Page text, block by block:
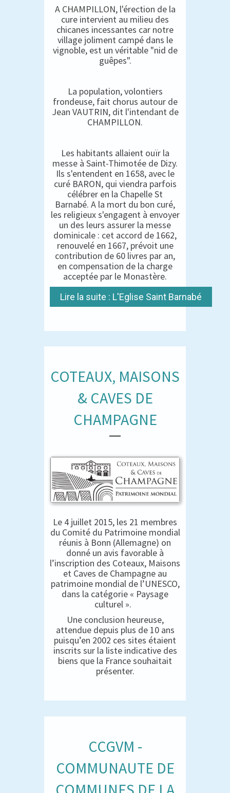
A CHAMPILLON, l'érection de la
cure intervient au milieu des
chicanes incessantes car notre
village joliment campé dans le
vignoble, est un véritable "nid de
guêpes".
La population, volontiers
frondeuse, fait chorus autour de
Jean VAUTRIN, dit l'intendant de
CHAMPILLON.
Les habitants allaient ouïr la
messe à Saint-Thimotée de Dizy.
Ils s'entendent en 1658, avec le
curé BARON, qui viendra parfois
célébrer en la Chapelle St
Barnabé. A la mort du bon curé,
les religieux s'engagent à envoyer
un des leurs assurer la messe
dominicale : cet accord de 1662,
renouvelé en 1667, prévoit une
contribution de 60 livres par an,
en compensation de la charge
acceptée par le Monastère.
Lire la suite : L'Eglise Saint Barnabé
COTEAUX, MAISONS
& CAVES DE
CHAMPAGNE
Le 4 juillet 2015, les 21 membres
du Comité du Patrimoine mondial
réunis à Bonn (Allemagne) on
donné un avis favorable à
l’inscription des Coteaux, Maisons
et Caves de Champagne au
patrimoine mondial de l’UNESCO,
dans la catégorie « Paysage
culturel ».
Une conclusion heureuse,
attendue depuis plus de 10 ans
puisqu’en 2002 ces sites étaient
inscrits sur la liste indicative des
biens que la France souhaitait
présenter.
CCGVM -
COMMUNAUTE DE